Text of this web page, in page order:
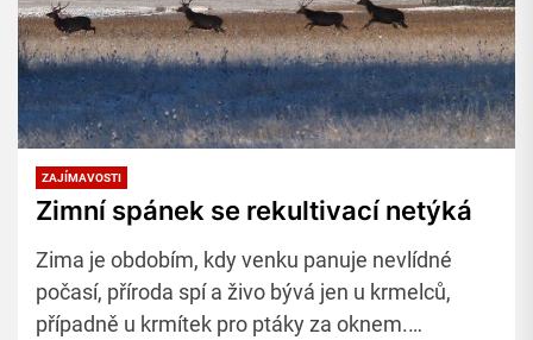
ZAJÍMAVOSTI
Zimní spánek se rekultivací netýká
Zima je obdobím, kdy venku panuje nevlídné
počasí, příroda spí a živo bývá jen u krmelců,
případně u krmítek pro ptáky za oknem.